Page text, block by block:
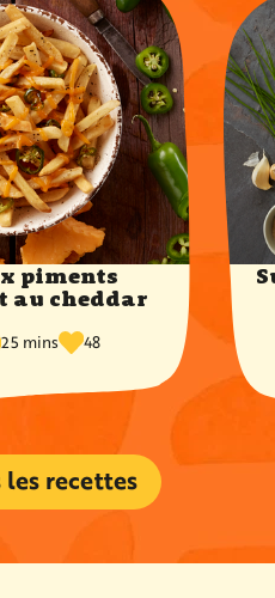
piments
au cheddar
25 mins 48
fois
favoris
recettes